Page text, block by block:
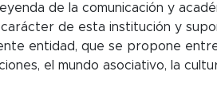
de la comunicación y
de esta institución y
entidad, que se propone
el mundo asociativo, la